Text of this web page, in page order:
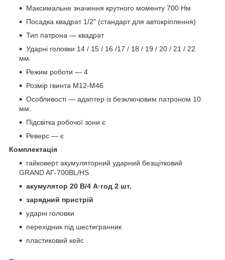
Максимальне значення крутного моменту 700 Нм
Посадка квадрат 1/2" (стандарт для автокріплення)
Тип патрона — квадрат
Ударні головки 14 / 15 / 16 /17 / 18 / 19 / 20 / 21 / 22
мм.
Режим роботи — 4
Розмір гвинта М12-М46
Особливості — адаптер із безключовим патроном 10
мм.
Підсвітка робочої зони є
Реверс — є
Комплектація
гайковерт акумуляторний ударний безщітковий
GRAND AГ-700BL/HS
акумулятор 20 В/4 А·год 2 шт.
зарядний пристрій
ударні головки
перехідник під шестигранник
пластиковий кейс